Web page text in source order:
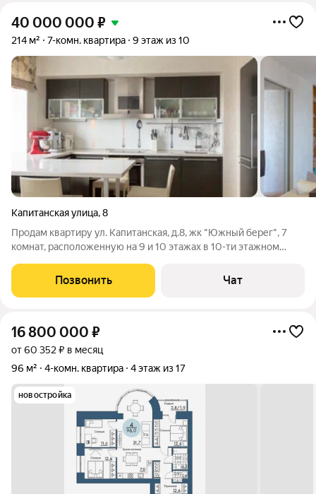
40 000 000 ₽
214 м² 7-комн. квартира 9 этаж из 10
Капитанская улица,8
Продам квартиру ул. Капитанская, д.8, жк "Южный берег", 7
комнат, расположенную на 9 и 10 этажах в 10-ти этажном
-214,4 кв.м. На первом этаже -гостиная, кухня, кабинет,
спортивная комната,
Позвонить Чат
16 800 000 ₽
от 60 352 ₽ в месяц
96 м²
4-комн. квартира 4 этаж из 17
новостройка